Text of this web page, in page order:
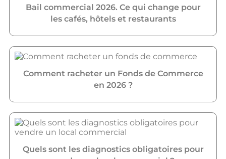
Bail commercial 2026. Ce qui change pour
les cafés, hôtels et restaurants
Comment racheter un Fonds de Commerce
en 2026 ?
Quels sont les diagnostics obligatoires pour